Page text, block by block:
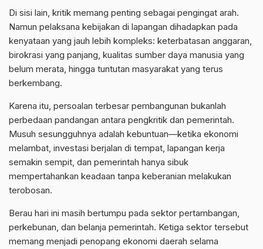
Di sisi lain, kritik memang penting sebagai pengingat arah.
Namun pelaksana kebijakan di lapangan dihadapkan pada
kenyataan yang jauh lebih kompleks: keterbatasan anggaran,
birokrasi yang panjang, kualitas sumber daya manusia yang
belum merata, hingga tuntutan masyarakat yang terus
berkembang.
Karena itu, persoalan terbesar pembangunan bukanlah
perbedaan pandangan antara pengkritik dan pemerintah.
Musuh sesungguhnya adalah kebuntuan—ketika ekonomi
melambat, investasi berjalan di tempat, lapangan kerja
semakin sempit, dan pemerintah hanya sibuk
mempertahankan keadaan tanpa keberanian melakukan
terobosan.
Berau hari ini masih bertumpu pada sektor pertambangan,
perkebunan, dan belanja pemerintah. Ketiga sektor tersebut
memang menjadi penopang ekonomi daerah selama